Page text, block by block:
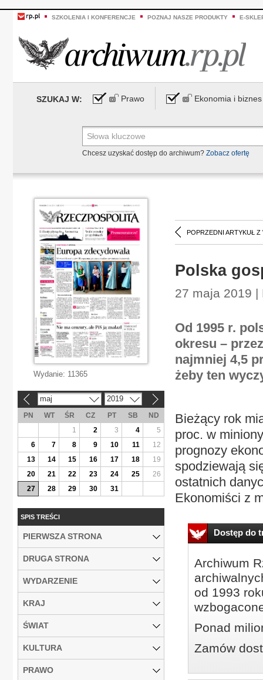
SZKOLENIA I KONFERENCJE POZNAJ NASZE PRODUKTY E-
SZUKAJ W: Prawo Ekonomia i biznes
Chcesz uzyskać dostęp do archiwum? Zobacz ofertę
POPRZEDNI ARTYKUŁ Z
Polska
27 maja 2019 |
Od 1995 r.
okresu –
najmniej 4,5
żeby ten
Bieżący rok
proc. w
prognozy
spodziewają
ostatnich
Ekonomiści z
Dostęp do
Archiwum
od 1993
Ponad
Zamów
Wydanie: 11365
maj 2019
PN WT ŚR CZ PT SB
ND
1
2 3 4
5
6
7 8 9 10 11
12
13
14 15 16 17 18
19
20
21 22 23 24 25
26
27
28 29 30 31
SPIS TREŚCI
PIERWSZA STRONA
DRUGA STRONA
WYDARZENIE
KRAJ
ŚWIAT
KULTURA
PRAWO